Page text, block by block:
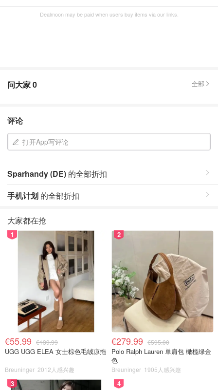
Dealmoon may be paid when users buy items via our links.
问大家0 全部
评论
打开App写评论
Sparhandy (DE) 的全部折扣
手机计划 的全部折扣
大家都在抢
1
€55.99 €139.99
UGG UGG ELEA 女士棕色毛绒凉拖
Breuninger 2012人感兴趣
2
€279.99 €595.00
Polo Ralph Lauren 单肩包 橄榄绿金
色
Breuninger 1905人感兴趣
3 4